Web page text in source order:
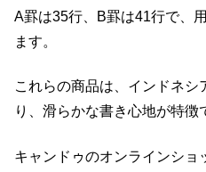
A罫は35行、B罫は41行で、
ます。
これらの商品は、インドネシ
り、滑らかな書き心地が特徴
キャンドゥのオンラインショ